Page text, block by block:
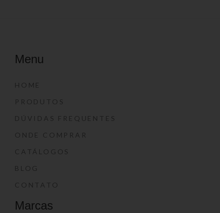
Menu
HOME
PRODUTOS
DÚVIDAS FREQUENTES
ONDE COMPRAR
CATÁLOGOS
BLOG
CONTATO
Marcas